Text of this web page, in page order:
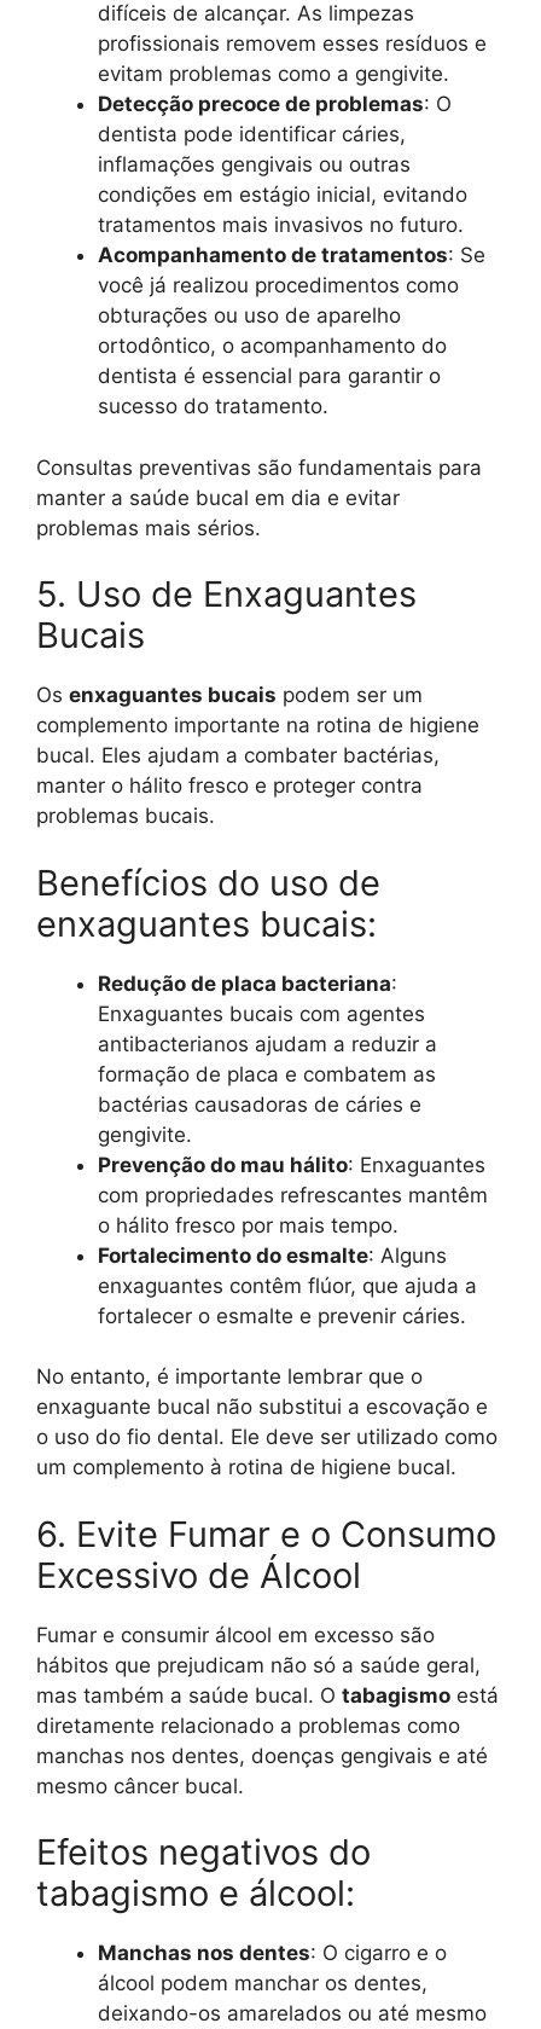
difíceis de alcançar. As limpezas
profissionais removem esses resíduos e
evitam problemas como a gengivite.
Detecção precoce de problemas: O
dentista pode identificar cáries,
inflamações gengivais ou outras
condições em estágio inicial, evitando
tratamentos mais invasivos no futuro.
Acompanhamento de tratamentos: Se
você já realizou procedimentos como
obturações ou uso de aparelho
ortodôntico, o acompanhamento do
dentista é essencial para garantir o
sucesso do tratamento.
Consultas preventivas são fundamentais para
manter a saúde bucal em dia e evitar
problemas mais sérios.
5. Uso de Enxaguantes
Bucais
Os enxaguantes bucais podem ser um
complemento importante na rotina de higiene
bucal. Eles ajudam a combater bactérias,
manter o hálito fresco e proteger contra
problemas bucais.
Benefícios do uso de
enxaguantes bucais:
Redução de placa bacteriana:
Enxaguantes bucais com agentes
antibacterianos ajudam a reduzir a
formação de placa e combatem as
bactérias causadoras de cáries e
gengivite.
Prevenção do mau hálito: Enxaguantes
com propriedades refrescantes mantêm
o hálito fresco por mais tempo.
Fortalecimento do esmalte: Alguns
enxaguantes contêm flúor, que ajuda a
fortalecer o esmalte e prevenir cáries.
No entanto, é importante lembrar que o
enxaguante bucal não substitui a escovação e
o uso do fio dental. Ele deve ser utilizado como
um complemento à rotina de higiene bucal.
6. Evite Fumar e o Consumo
Excessivo de Álcool
Fumar e consumir álcool em excesso são
hábitos que prejudicam não só a saúde geral,
mas também a saúde bucal. O tabagismo está
diretamente relacionado a problemas como
manchas nos dentes, doenças gengivais e até
mesmo câncer bucal.
Efeitos negativos do
tabagismo e álcool:
Manchas nos dentes: O cigarro e o
álcool podem manchar os dentes,
deixando-os amarelados ou até mesmo